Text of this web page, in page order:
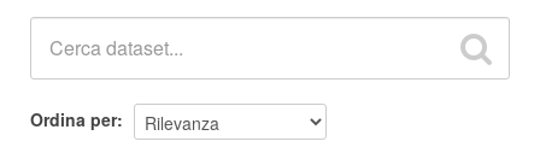
Ordina per